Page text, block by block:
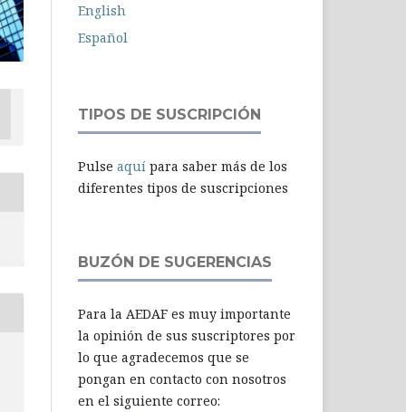
English
Español
TIPOS DE SUSCRIPCIÓN
Pulse aquí para saber más de los
diferentes tipos de suscripciones
BUZÓN DE SUGERENCIAS
Para la AEDAF es muy importante
la opinión de sus suscriptores por
lo que agradecemos que se
pongan en contacto con nosotros
en el siguiente correo: